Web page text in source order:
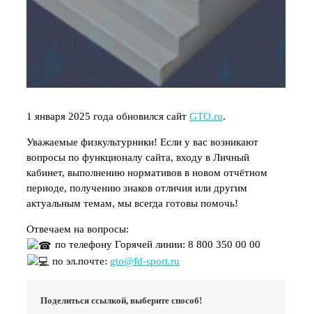
1 января 2025 года обновился сайт GTO.ru.
Уважаемые физкультурники! Если у вас возникают
вопросы по функционалу сайта, входу в Личный
кабинет, выполнению нормативов в новом отчётном
периоде, получению знаков отличия или другим
актуальным темам, мы всегда готовы помочь!
Отвечаем на вопросы:
по телефону Горячей линии: 8 800 350 00 00
по эл.почте: gto@fd-sport.ru
Поделиться ссылкой, выберите способ!